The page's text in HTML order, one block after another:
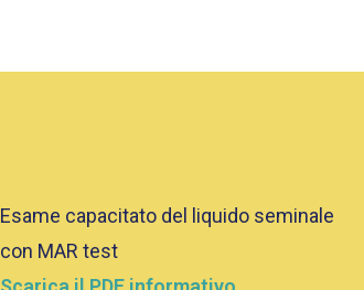
Esame capacitato del liquido seminale
con MAR test